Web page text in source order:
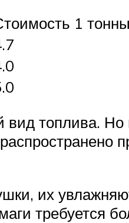
1
топлива. Но
их
требуется